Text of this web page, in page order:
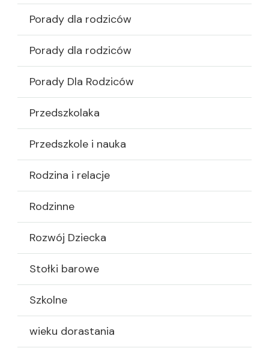
Porady dla rodziców
Porady dla rodziców
Porady Dla Rodziców
Przedszkolaka
Przedszkole i nauka
Rodzina i relacje
Rodzinne
Rozwój Dziecka
Stołki barowe
Szkolne
wieku dorastania